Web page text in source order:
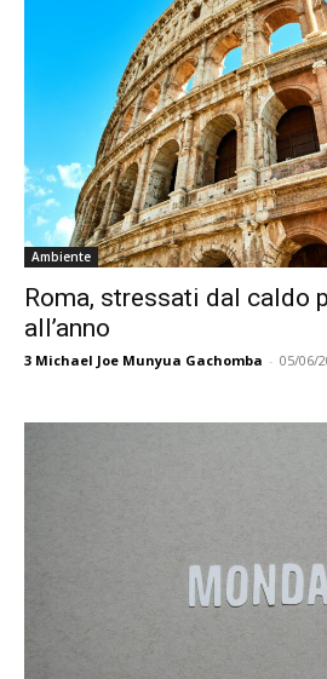
Ambiente
Roma, stressati dal caldo
all’anno
3 Michael Joe Munyua Gachomba - 05/06/